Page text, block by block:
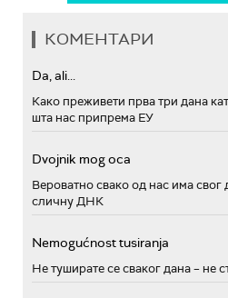
КОМЕНТАРИ
Da, ali...
Како преживети прва три дана
шта нас припрема ЕУ
Dvojnik mog oca
Вероватно свако од нас има свог
сличну ДНК
Nemogućnost tusiranja
Не туширате се сваког дана – не